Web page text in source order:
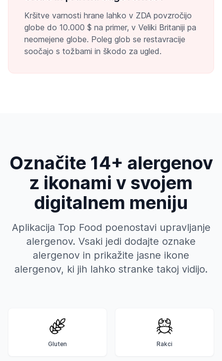
Kršitve varnosti hrane lahko v ZDA povzročijo
globe do 10.000 $ na primer, v Veliki Britaniji pa
neomejene globe. Poleg glob se restavracije
soočajo s tožbami in škodo za ugled.
Označite 14+ alergenov
z ikonami v svojem
digitalnem meniju
Aplikacija Top Food poenostavi upravljanje
alergenov. Vsaki jedi dodajte oznake
alergenov in prikažite jasne ikone
alergenov, ki jih lahko stranke takoj vidijo.
Gluten Rakci